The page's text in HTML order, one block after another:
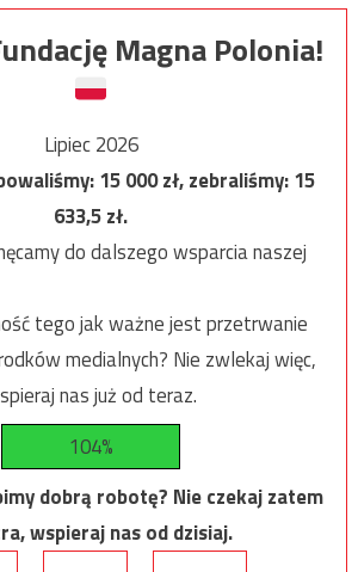
Magna Polonia!
Lipiec 2026
15 000zł, zebraliśmy:15
633,5zł.
do dalszego wsparcia naszej
tego jak ważne jest przetrwanie
medialnych? Nie zwlekaj więc,
nas już od teraz.
104%
dobrą robotę? Nie czekaj zatem
wspieraj nas od dzisiaj.